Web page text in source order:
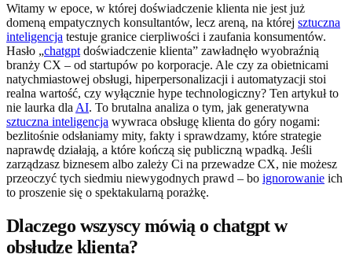
Witamy w epoce, w której doświadczenie klienta nie jest już
domeną empatycznych konsultantów, lecz areną, na której sztuczna
inteligencja testuje granice cierpliwości i zaufania konsumentów.
Hasło „chatgpt doświadczenie klienta” zawładnęło wyobraźnią
branży CX – od startupów po korporacje. Ale czy za obietnicami
natychmiastowej obsługi, hiperpersonalizacji i automatyzacji stoi
realna wartość, czy wyłącznie hype technologiczny? Ten artykuł to
nie laurka dla AI. To brutalna analiza o tym, jak generatywna
sztuczna inteligencja wywraca obsługę klienta do góry nogami:
bezlitośnie odsłaniamy mity, fakty i sprawdzamy, które strategie
naprawdę działają, a które kończą się publiczną wpadką. Jeśli
zarządzasz biznesem albo zależy Ci na przewadze CX, nie możesz
przeoczyć tych siedmiu niewygodnych prawd – bo ignorowanie ich
to proszenie się o spektakularną porażkę.
Dlaczego wszyscy mówią o chatgpt w
obsłudze klienta?